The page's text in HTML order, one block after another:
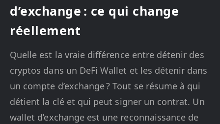
d’exchange : ce qui change
réellement
Quelle est la vraie différence entre détenir des
cryptos dans un DeFi Wallet et les détenir dans
un compte d’exchange ? Tout se résume à qui
détient la clé et qui peut signer un contrat. Un
wallet d’exchange est une reconnaissance de